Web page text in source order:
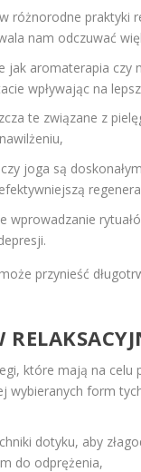
różnorodne praktyki
nam odczuwać
jak aromaterapia
wpływając na
te związane z
joga są
wprowadzanie
przynieść
które mają na celu
wybieranych form
dotyku, aby
do odprężenia,